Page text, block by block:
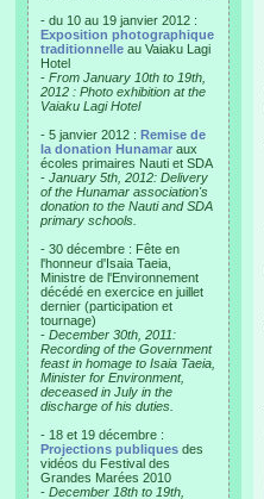
- du 10 au 19 janvier 2012 :
Exposition photographique
traditionnelle au Vaiaku Lagi
Hotel
- From January 10th to 19th,
2012 : Photo exhibition at the
Vaiaku Lagi Hotel
- 5 janvier 2012 : Remise de
la donation Hunamar aux
écoles primaires Nauti et SDA
- January 5th, 2012: Delivery
of the Hunamar association's
donation to the Nauti and SDA
primary schools.
- 30 décembre : Fête en
l'honneur d'Isaia Taeia,
Ministre de l'Environnement
décédé en exercice en juillet
dernier (participation et
tournage)
- December 30th, 2011:
Recording of the Government
feast in homage to Isaia Taeia,
Minister for Environment,
deceased in July in the
discharge of his duties.
- 18 et 19 décembre :
Projections publiques des
vidéos du Festival des
Grandes Marées 2010
- December 18th to 19th,